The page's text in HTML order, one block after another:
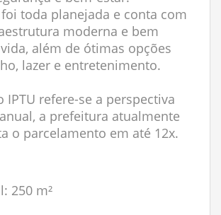
toda planejada e conta com
moderna e bem
além de ótimas opções
lazer e entretenimento.
IPTU refere-se a perspectiva
a prefeitura atualmente
o parcelamento em até 12x.
250 m²